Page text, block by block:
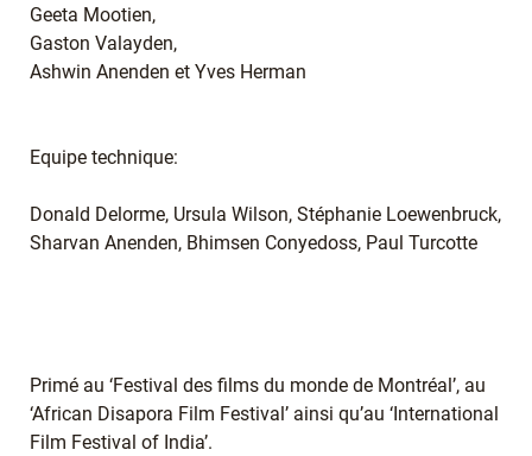
Geeta Mootien,
Gaston Valayden,
Ashwin Anenden et Yves Herman
Equipe technique:
Donald Delorme, Ursula Wilson, Stéphanie Loewenbruck,
Sharvan Anenden, Bhimsen Conyedoss, Paul Turcotte
Primé au ‘Festival des films du monde de Montréal’, au
‘African Disapora Film Festival’ ainsi qu’au ‘International
Film Festival of India’.